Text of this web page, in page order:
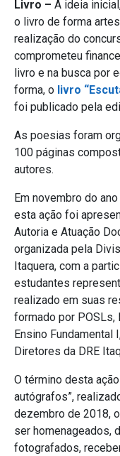
Livro – A ideia
o livro de forma
realização do
comprometeu
livro e na busca por
forma, o livro
foi publicado pela
As poesias foram
100 páginas
autores.
Em novembro do
esta ação foi
Autoria e Atuação
organizada pela
Itaquera, com a
estudantes
realizado em suas
formado por
Ensino Fundamental
Diretores da DRE
O término desta
autógrafos”,
dezembro de 2018,
ser homenageados,
fotografados,